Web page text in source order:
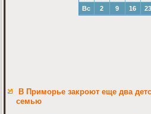
Вс
2 9 16 23
В Приморье закроют еще два
семью